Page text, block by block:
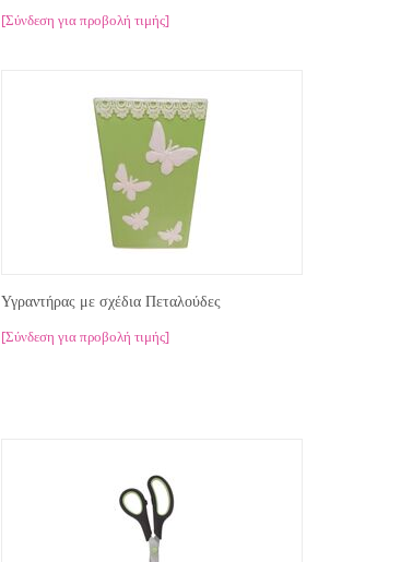
[Σύνδεση για προβολή τιμής]
Υγραντήρας με σχέδια Πεταλούδες
[Σύνδεση για προβολή τιμής]